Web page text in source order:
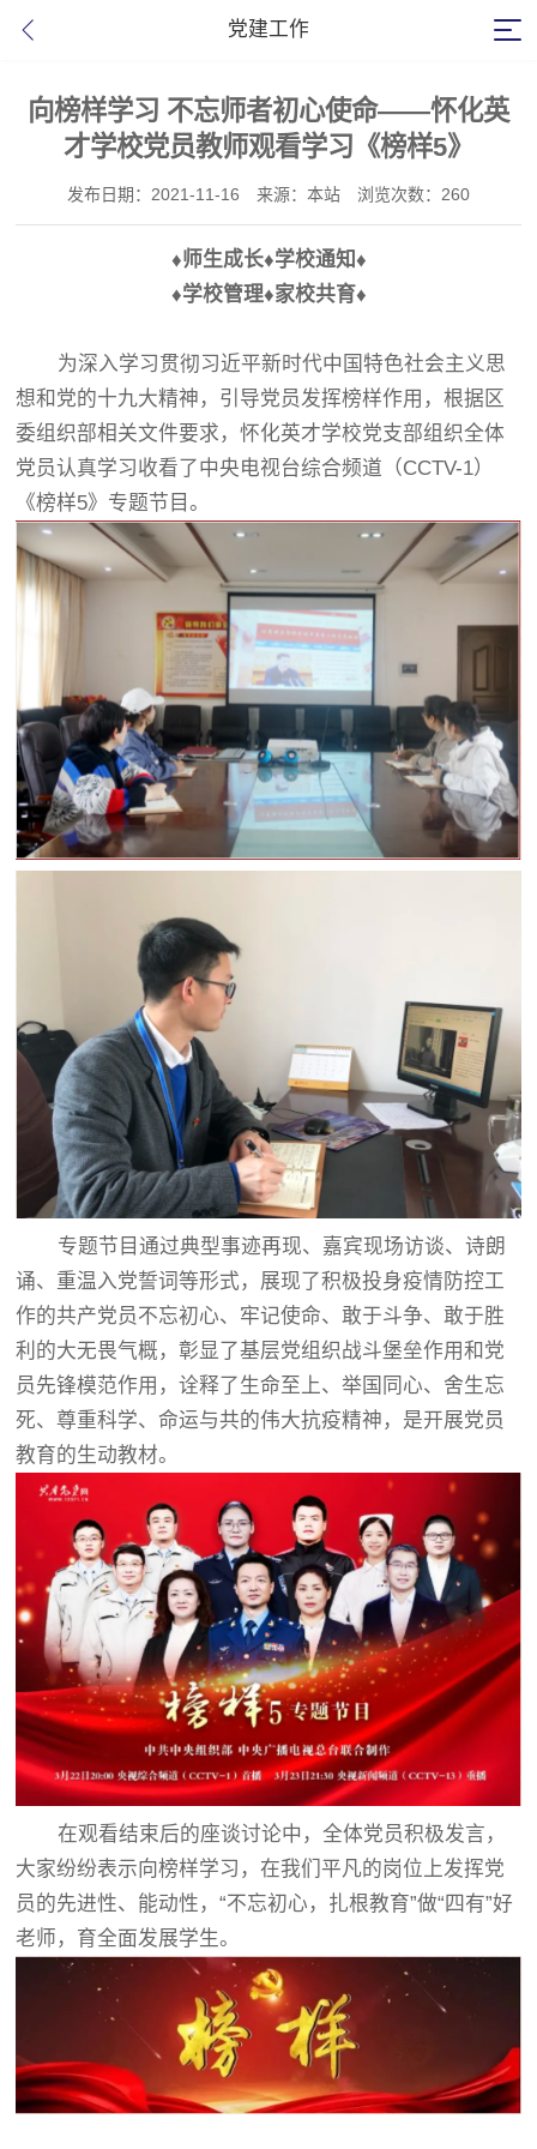
党建工作
向榜样学习 不忘师者初心使命——怀化英
才学校党员教师观看学习《榜样5》
发布日期：2021-11-16 来源：本站 浏览次数：260
♦师生成长♦学校通知♦
♦学校管理♦家校共育♦
为深入学习贯彻习近平新时代中国特色社会主义思
想和党的十九大精神，引导党员发挥榜样作用，根据区
委组织部相关文件要求，怀化英才学校党支部组织全体
党员认真学习收看了中央电视台综合频道（CCTV-1）
《榜样5》专题节目。
专题节目通过典型事迹再现、嘉宾现场访谈、诗朗
诵、重温入党誓词等形式，展现了积极投身疫情防控工
作的共产党员不忘初心、牢记使命、敢于斗争、敢于胜
利的大无畏气概，彰显了基层党组织战斗堡垒作用和党
员先锋模范作用，诠释了生命至上、举国同心、舍生忘
死、尊重科学、命运与共的伟大抗疫精神，是开展党员
教育的生动教材。
在观看结束后的座谈讨论中，全体党员积极发言，
大家纷纷表示向榜样学习，在我们平凡的岗位上发挥党
员的先进性、能动性，“不忘初心，扎根教育”做“四有”好
老师，育全面发展学生。